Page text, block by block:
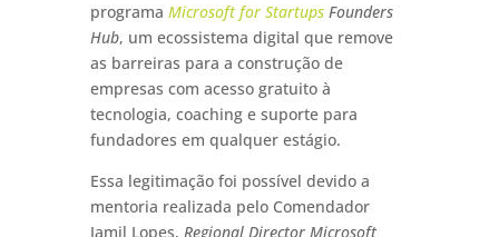
programa Microsoft for StartupsFounders
Hub, um ecossistema digital que remove
as barreiras para a construção de
empresas com acesso gratuito à
tecnologia, coaching e suporte para
fundadores em qualquer estágio.
Essa legitimação foi possível devido a
mentoria realizada pelo Comendador
Jamil Lopes, Regional Director Microsoft